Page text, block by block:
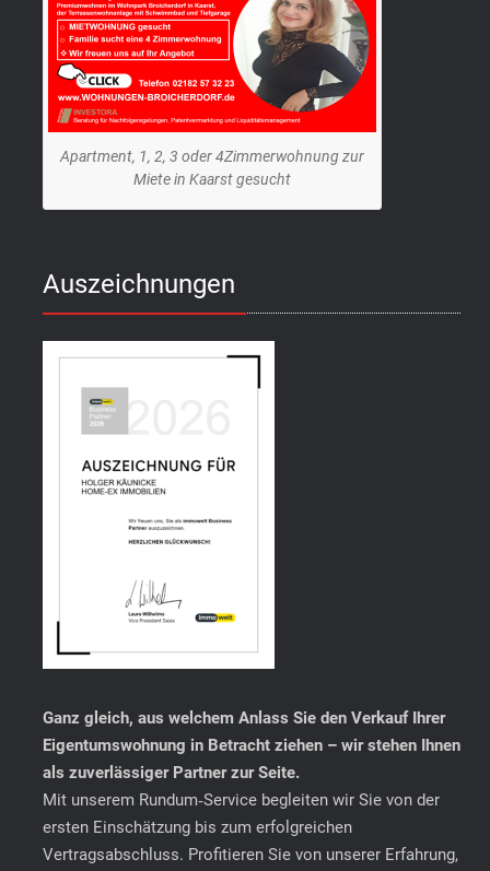
Apartment, 1, 2, 3 oder 4Zimmerwohnung zur
Miete in Kaarst gesucht
Auszeichnungen
Ganz gleich, aus welchem Anlass Sie den Verkauf Ihrer
Eigentumswohnung in Betracht ziehen – wir stehen Ihnen
als zuverlässiger Partner zur Seite.
Mit unserem Rundum‑Service begleiten wir Sie von der
ersten Einschätzung bis zum erfolgreichen
Vertragsabschluss. Profitieren Sie von unserer Erfahrung,